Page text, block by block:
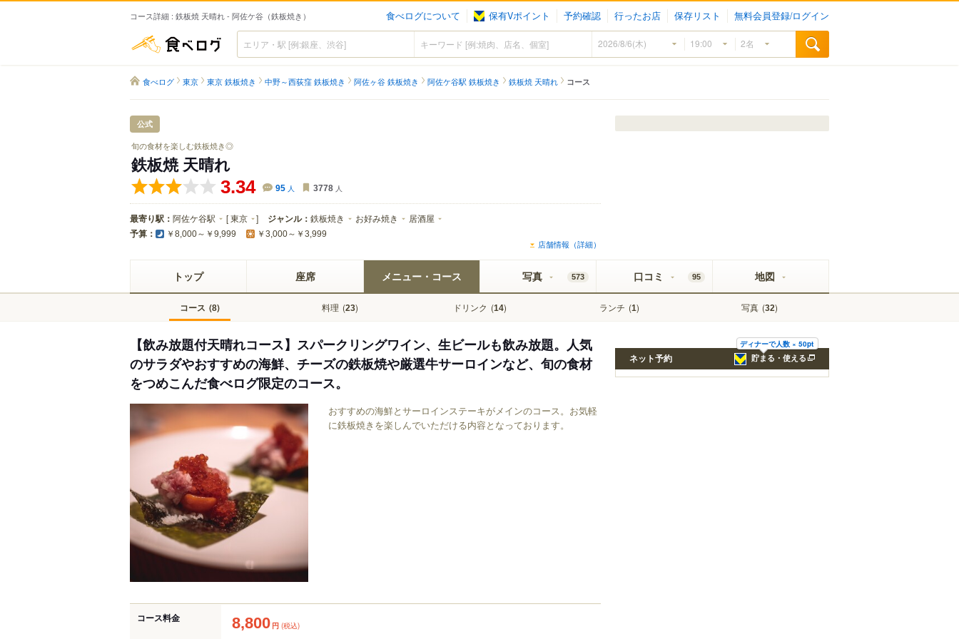
コース詳細 : 鉄板焼 天晴れ - 阿佐ケ谷（鉄板焼き） 食べログについて 保有Vポイント 予約確認 行ったお店 保存リスト 無料会員登録/ログイン
食べログ
食べログ 東京 東京 鉄板焼き 中野～西荻窪 鉄板焼き 阿佐ヶ谷 鉄板焼き 阿佐ケ谷駅 鉄板焼き 鉄板焼 天晴れ コース
公式
旬の食材を楽しむ鉄板焼き◎
鉄板焼 天晴れ
3.34 95 人 3778 人
最寄り駅： 阿佐ケ谷駅 [東京 ] ジャンル： 鉄板焼き お好み焼き 居酒屋
予算： ￥8,000～￥9,999 ￥3,000～￥3,999
店舗情報（詳細）
トップ 座席 メニュー・コース
コース (8) 料理 (23) ドリンク (14) ランチ (1) 写真 (32)
写真 573 口コミ 95 地図
【飲み放題付天晴れコース】スパークリングワイン、生ビールも飲み放題。人気
のサラダやおすすめの海鮮、チーズの鉄板焼や厳選牛サーロインなど、旬の食材
をつめこんだ食べログ限定のコース。
おすすめの海鮮とサーロインステーキがメインのコース。お気軽
に鉄板焼きを楽しんでいただける内容となっております。
コース料金 8,800 円 (税込)
ディナーで人数 × 50pt
貯まる・使える
ネット予約